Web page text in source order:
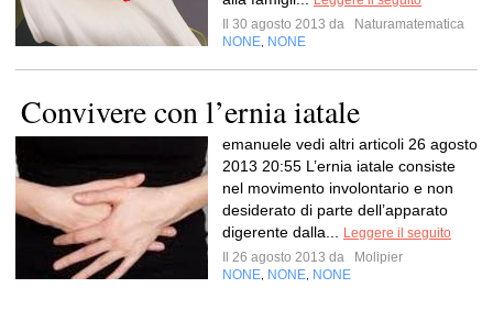
Il 30 agosto 2013 da
Naturamatematica
NONE NONE
Convivere con l’ernia iatale
emanuele vedi altri articoli 26 agosto
2013 20:55 L’ernia iatale consiste
nel movimento involontario e non
desiderato di parte dell’apparato
digerente dalla...
Leggere il seguito
Il 26 agosto 2013 da
Molipier
NONE NONE NONE